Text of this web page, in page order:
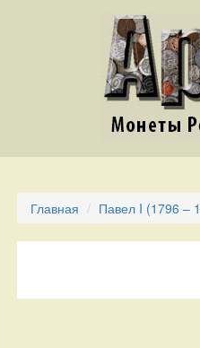
Главная Павел I (1796 –